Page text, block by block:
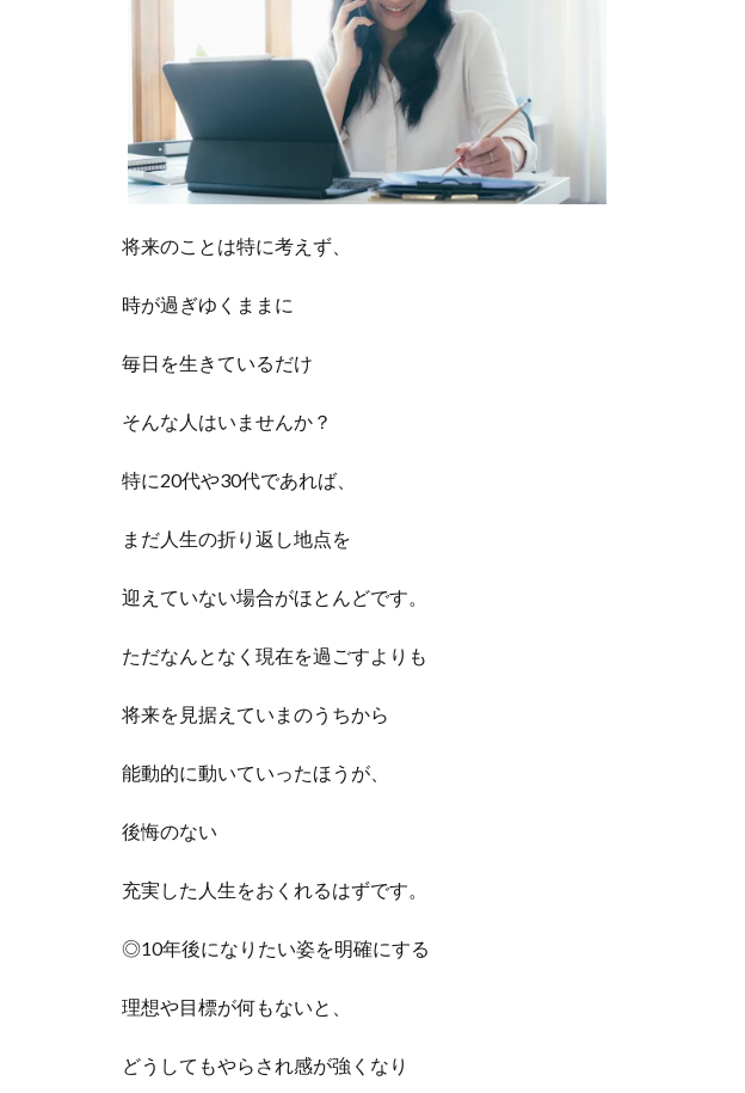
将来のことは特に考えず、
時が過ぎゆくままに
毎日を生きているだけ
そんな人はいませんか？
特に20代や30代であれば、
まだ人生の折り返し地点を
迎えていない場合がほとんどです。
ただなんとなく現在を過ごすよりも
将来を見据えていまのうちから
能動的に動いていったほうが、
後悔のない
充実した人生をおくれるはずです。
◎10年後になりたい姿を明確にする
理想や目標が何もないと、
どうしてもやらされ感が強くなり